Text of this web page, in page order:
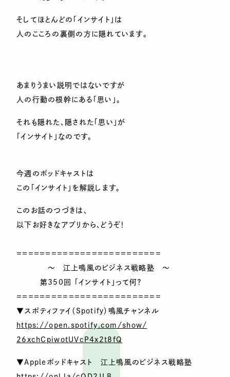
そしてほとんどの「インサイト」は
人のこころの裏側の方に隠れています。
あまりうまい説明ではないですが
人の行動の根幹にある「思い」。
それも隠れた、隠された「思い」が
「インサイト」なのです。
今週のポッドキャストは
この「インサイト」を解説します。
このお話のつづきは、
以下お好きなアプリから、どうぞ！
＝＝＝＝＝＝＝＝＝＝＝＝＝＝＝＝＝＝＝＝＝＝＝＝＝
～ 江上鳴風のビジネス戦略塾 ～
第350回 「インサイト」って何？
＝＝＝＝＝＝＝＝＝＝＝＝＝＝＝＝＝＝＝＝＝＝＝＝＝
▼スポティファイ（Spotify）鳴風チャンネル
https://open.spotify.com/show/
26xchCpiwotUVcP4x2t8fQ
▼Appleポッドキャスト 江上鳴風のビジネス戦略塾